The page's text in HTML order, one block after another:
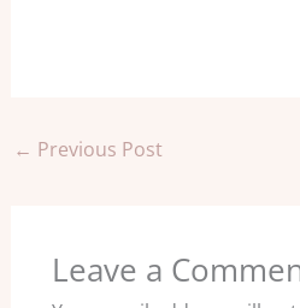
← Previous Post
Leave a